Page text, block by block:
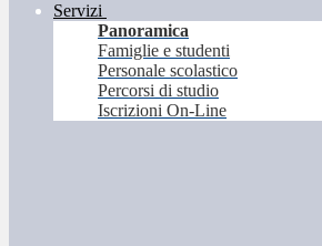
Servizi
Panoramica
Famiglie e studenti
Personale scolastico
Percorsi di studio
Iscrizioni On-Line